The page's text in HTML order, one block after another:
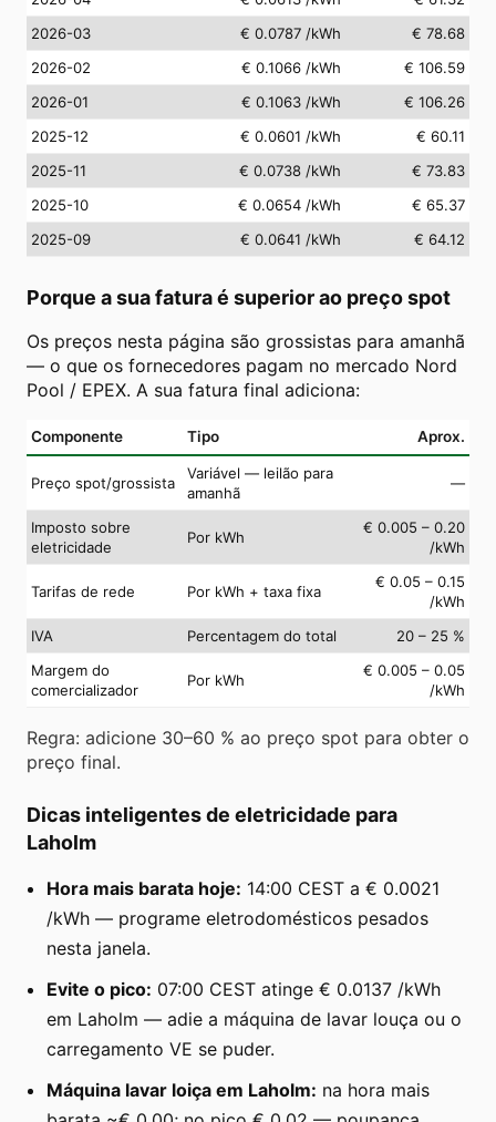
2026-03
€ 0.0787 /kWh
€ 78.68
2026-02
€ 0.1066 /kWh
€ 106.59
2026-01
€ 0.1063 /kWh
€ 106.26
2025-12
€ 0.0601 /kWh
€ 60.11
2025-11
€ 0.0738 /kWh
€ 73.83
2025-10
€ 0.0654 /kWh
€ 65.37
2025-09
€ 0.0641 /kWh € 64.12
Porque a sua fatura é superior ao preço spot
Os preços nesta página são grossistas para amanhã
— o que os fornecedores pagam no mercado Nord
Pool / EPEX. A sua fatura final adiciona:
Componente Tipo Aprox.
Preço spot/grossista
Variável — leilão para
amanhã
—
Imposto sobre
eletricidade
Por kWh
€ 0.005 – 0.20
/kWh
Tarifas de rede Por kWh + taxa fixa
€ 0.05 – 0.15
/kWh
IVA
Percentagem do total
20 – 25 %
Margem do
comercializador
Por kWh
€ 0.005 – 0.05
/kWh
Regra: adicione 30–60 % ao preço spot para obter o
preço final.
Dicas inteligentes de eletricidade para
Laholm
Hora mais barata hoje: 14:00 CEST a € 0.0021
/kWh — programe eletrodomésticos pesados
nesta janela.
Evite o pico: 07:00 CEST atinge € 0.0137 /kWh
em Laholm — adie a máquina de lavar louça ou o
carregamento VE se puder.
Máquina lavar loiça em Laholm: na hora mais